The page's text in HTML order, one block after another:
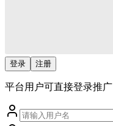
登录 注册
平台用户可直接登录推广